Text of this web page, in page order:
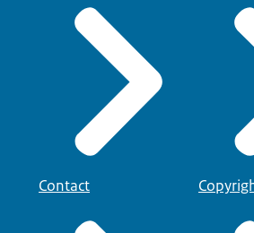
Contact